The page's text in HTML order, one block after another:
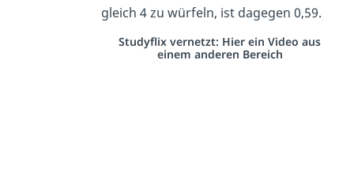
gleich 4 zu würfeln, ist dagegen 0,59.
Studyflix vernetzt: Hier ein Video aus
einem anderen Bereich